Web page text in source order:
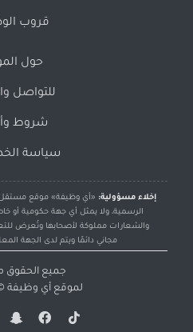
قروب
حول
للتواصل
شروط
سياسة
إخلاء مسؤولية: «أي وظيفة» موقع مستقل
الرسمية، ولا يمثل أي جهة حكومية أو
والشعارات مملوكة لأصحابها وتُعرض
مجاني دائمًا ويتم لدى الجهة
جميع
لموقع أي وظيفة